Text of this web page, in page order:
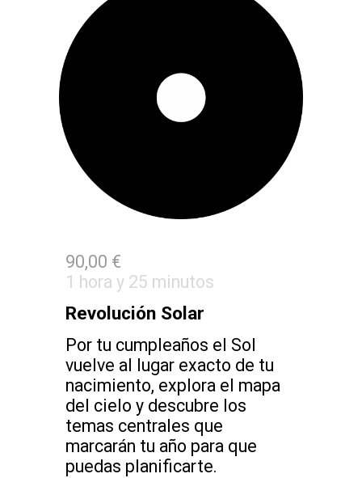
90,00 €
1 hora y 25 minutos
Revolución Solar
Por tu cumpleaños el Sol
vuelve al lugar exacto de tu
nacimiento, explora el mapa
del cielo y descubre los
temas centrales que
marcarán tu año para que
puedas planificarte.